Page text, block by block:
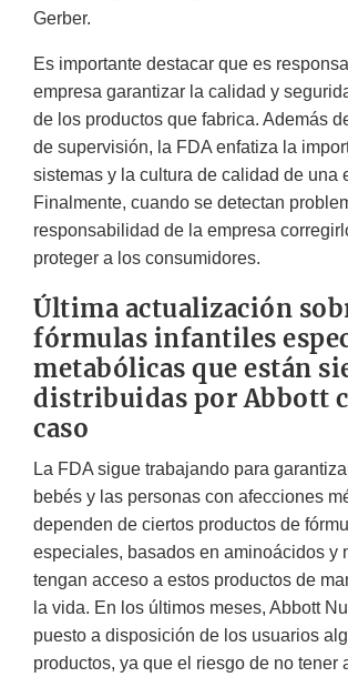
Gerber.
Es importante destacar que es
empresa garantizar la calidad y
de los productos que fabrica. Además
de supervisión, la FDA enfatiza la
sistemas y la cultura de calidad de una
Finalmente, cuando se detectan
responsabilidad de la empresa
proteger a los consumidores.
Última actualización
fórmulas infantiles
metabólicas que están
distribuidas por Abbott
caso
La FDA sigue trabajando para
bebés y las personas con afecciones
dependen de ciertos productos de
especiales, basados en aminoácidos y
tengan acceso a estos productos de
la vida. En los últimos meses, Abbott
puesto a disposición de los usuarios
productos, ya que el riesgo de no tener